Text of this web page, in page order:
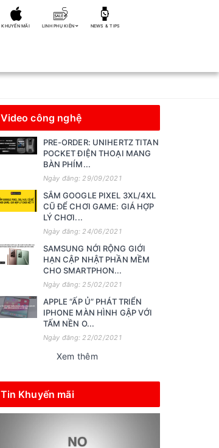
KHUYẾN MÃI LINH PHỤ KIỆN NEWS & TIPS
Video công nghệ
PRE-ORDER: UNIHERTZ TITAN
POCKET ĐIỆN THOẠI MANG
BÀN PHÍM...
Ngày đăng: 29/09/2021
SẮM GOOGLE PIXEL 3XL/4XL
CŨ ĐỂ CHƠI GAME: GIÁ HỢP
LÝ CHƠI...
Ngày đăng: 24/06/2021
SAMSUNG NỚI RỘNG GIỚI
HẠN CẬP NHẬT PHẦN MỀM
CHO SMARTPHON...
Ngày đăng: 25/02/2021
APPLE “ẤP Ủ” PHÁT TRIỂN
IPHONE MÀN HÌNH GẬP VỚI
TẤM NỀN O...
Ngày đăng: 22/02/2021
Xem thêm
Tin Khuyến mãi